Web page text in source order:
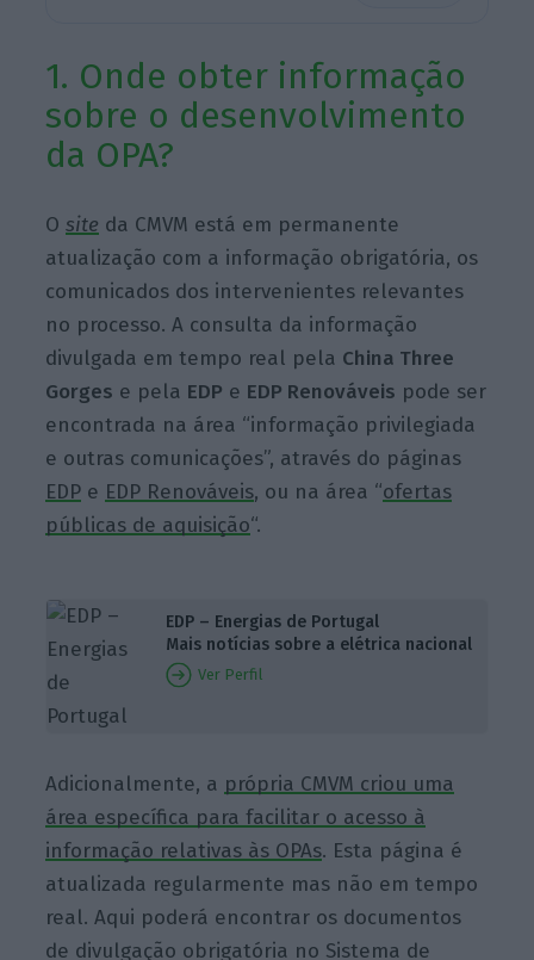
1. Onde obter informação
sobre o desenvolvimento
da OPA?
Osite da CMVM está em permanente
atualização com a informação obrigatória, os
comunicados dos intervenientes relevantes
no processo. A consulta da informação
divulgada em tempo real pela China Three
Gorges e pela EDP e EDP Renováveis pode ser
encontrada na área “informação privilegiada
e outras comunicações”, através do páginas
EDP e EDP Renováveis, ou na área “ofertas
públicas de aquisição“.
EDP – Energias de Portugal
Mais notícias sobre a elétrica nacional
Ver Perfil
Adicionalmente, a própria CMVM criou uma
área específica para facilitar o acesso à
informação relativas às OPAs. Esta página é
atualizada regularmente mas não em tempo
real. Aqui poderá encontrar os documentos
de divulgação obrigatória no Sistema de